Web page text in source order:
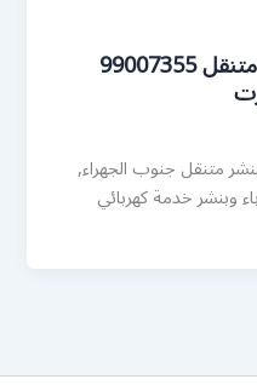
كراج جنوب الجهراء | كراج متنقل 99007355
متنقل جنوب الجهراء,
وبنشر خدمة كهربائي